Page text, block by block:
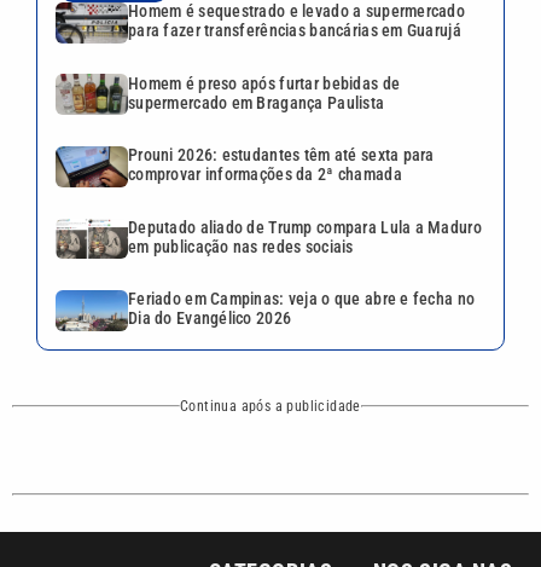
Homem é sequestrado e levado a supermercado
para fazer transferências bancárias em Guarujá
Homem é preso após furtar bebidas de
supermercado em Bragança Paulista
Prouni 2026: estudantes têm até sexta para
comprovar informações da 2ª chamada
Deputado aliado de Trump compara Lula a Maduro
em publicação nas redes sociais
Feriado em Campinas: veja o que abre e fecha no
Dia do Evangélico 2026
Continua após a publicidade
Esportes